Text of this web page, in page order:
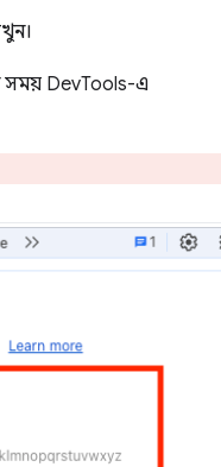
সময় DevTools-এ